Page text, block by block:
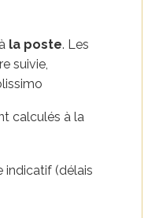
la poste. Les
suivie,
calculés à la
indicatif (délais